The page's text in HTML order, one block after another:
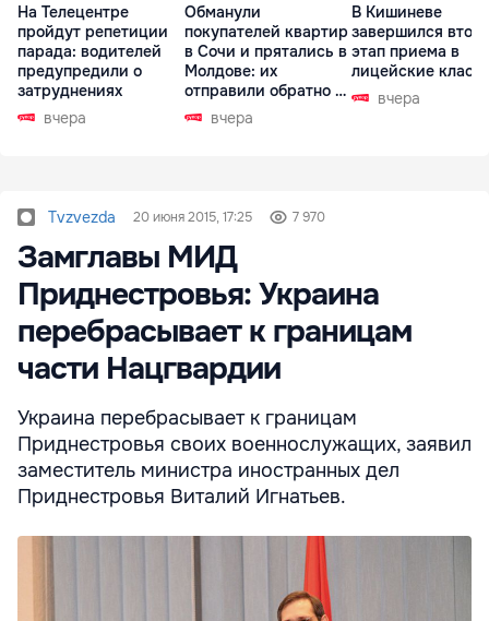
На Телецентре
пройдут репетиции
парада: водителей
предупредили о
затруднениях
вчера
Обманули
покупателей квартир
в Сочи и прятались в
Молдове: их
отправили обратно в
РФ вчера
В Кишиневе
завершился
этап приема в
лицейские
вчера
Tvzvezda 20 июня 2015, 17:25 7 970
Замглавы МИД
Приднестровья: Украина
перебрасывает к границам
части Нацгвардии
Украина перебрасывает к границам
Приднестровья своих военнослужащих, заявил
заместитель министра иностранных дел
Приднестровья Виталий Игнатьев.